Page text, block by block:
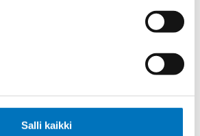
Salli kaikki
SK-PVC UL/CSA 7G2,5 (AWG14)